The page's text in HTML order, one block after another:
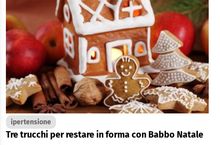
ipertensione
Tre trucchi per restare in forma con Babbo Natale